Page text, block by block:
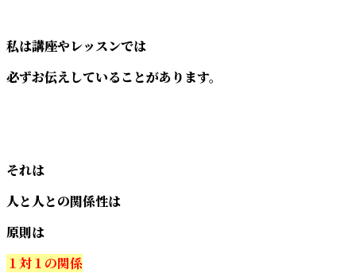
私は講座やレッスンでは
必ずお伝えしていることがあります。
それは
人と人との関係性は
原則は
１対１の関係